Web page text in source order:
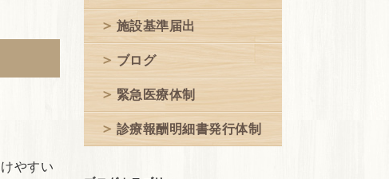
やすい
施設基準届出
ブログ
緊急医療体制
診療報酬明細書発行体制